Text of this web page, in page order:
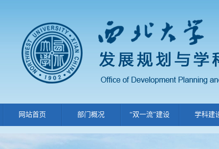
网站首页 部门概况 “双一流”建设 学科建